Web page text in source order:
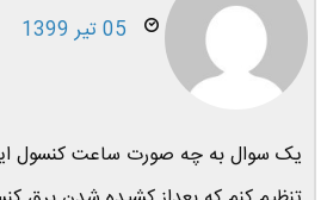
05 تیر 1399